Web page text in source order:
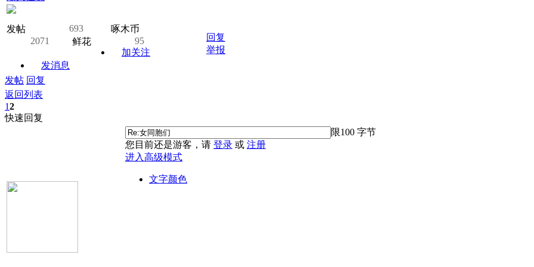
发帖 693
啄木币
2071
鲜花
95
加关注
发消息
回复
举报
发帖 回复
返回列表
12
快速回复
限100 字节
您目前还是游客，请 登录 或 注册
进入高级模式
文字颜色